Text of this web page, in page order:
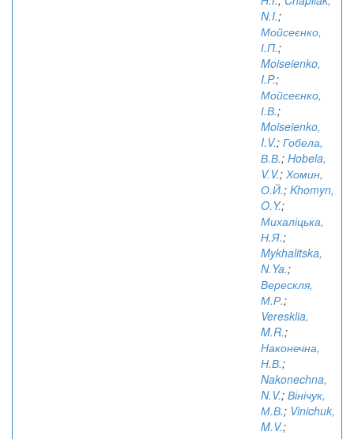
N.I.;
Мойсеєнко,
І.П.;
Moiseienko,
I.P.;
Мойсеєнко,
І.В.;
Moiseienko,
I.V.; Гобела,
В.В.; Hobela,
V.V.; Хомин,
О.Й.; Khomyn,
O.Y.;
Михаліцька,
Н.Я.;
Mykhalitska,
N.Ya.;
Верескля,
М.Р.;
Veresklia,
M.R.;
Наконечна,
Н.В.;
Nakonechna,
N.V.; Вінічук,
М.В.; Vinichuk,
M.V.;